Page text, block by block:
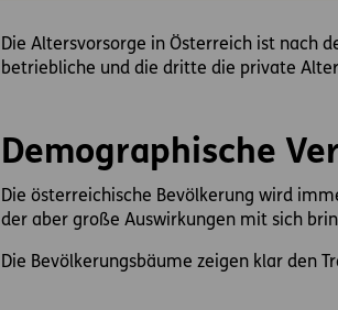
Die Altersvorsorge in Österreich ist nach
betriebliche und die dritte die private
Demographische
Die österreichische Bevölkerung wird
der aber große Auswirkungen mit sich
Die Bevölkerungsbäume zeigen klar den